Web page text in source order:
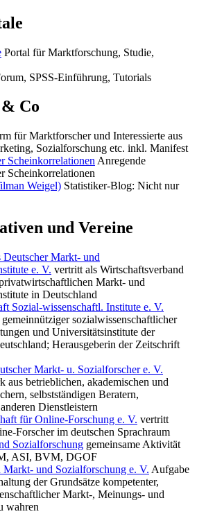
Portal für Marktforschung, Studie,
SPSS-Einführung, Tutorials
Co
für Marktforscher und Interessierte aus
Sozialforschung etc. inkl. Manifest
Scheinkorrelationen Anregende
Scheinkorrelationen
Weigel) Statistiker-Blog: Nicht nur
und Vereine
Markt- und
e. V. vertritt als Wirtschaftsverband
Markt- und
in Deutschland
Sozial-wissenschaftl. Institute e. V.
gemeinnütziger sozialwissenschaftlicher
und Universitätsinstitute der
Herausgeberin der Zeitschrift
Markt- u. Sozialforscher e. V.
aus betrieblichen, akademischen und
selbstständigen Beratern,
Dienstleistern
für Online-Forschung e. V. vertritt
Forscher im deutschen Sprachraum
Sozialforschung gemeinsame Aktivität
ASI, BVM, DGOF
Markt- und Sozialforschung e. V. Aufgabe
der Grundsätze kompetenter,
Markt-, Meinungs- und
wahren